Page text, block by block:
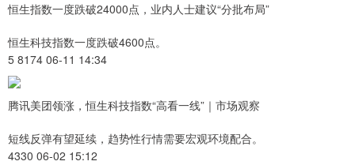
恒生指数一度跌破24000点，业内人士建议“分批布局”
恒生科技指数一度跌破4600点。
5 8174 06-11 14:34
腾讯美团领涨，恒生科技指数“高看一线”｜市场观察
短线反弹有望延续，趋势性行情需要宏观环境配合。
4330 06-02 15:12